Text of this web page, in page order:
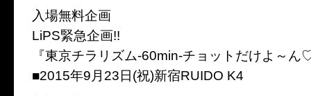
入場無料企画
LiPS緊急企画!!
『東京チラリズム-60min-チョットだけよ～
■2015年9月23日(祝)新宿RUIDO K4